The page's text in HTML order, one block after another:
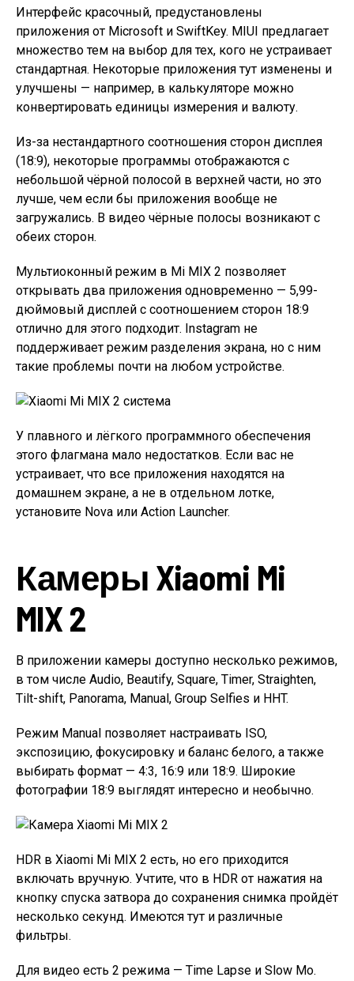
Интерфейс красочный, предустановлены
приложения от Microsoft и SwiftKey. MIUI предлагает
множество тем на выбор для тех, кого не устраивает
стандартная. Некоторые приложения тут изменены и
улучшены — например, в калькуляторе можно
конвертировать единицы измерения и валюту.
Из-за нестандартного соотношения сторон дисплея
(18:9), некоторые программы отображаются с
небольшой чёрной полосой в верхней части, но это
лучше, чем если бы приложения вообще не
загружались. В видео чёрные полосы возникают с
обеих сторон.
Мультиоконный режим в Mi MIX 2 позволяет
открывать два приложения одновременно — 5,99-
дюймовый дисплей c соотношением сторон 18:9
отлично для этого подходит. Instagram не
поддерживает режим разделения экрана, но с ним
такие проблемы почти на любом устройстве.
У плавного и лёгкого программного обеспечения
этого флагмана мало недостатков. Если вас не
устраивает, что все приложения находятся на
домашнем экране, а не в отдельном лотке,
установите Nova или Action Launcher.
Камеры Xiaomi Mi
MIX 2
В приложении камеры доступно несколько режимов,
в том числе Audio, Beautify, Square, Timer, Straighten,
Tilt-shift, Panorama, Manual, Group Selfies и HHT.
Режим Manual позволяет настраивать ISO,
экспозицию, фокусировку и баланс белого, а также
выбирать формат — 4:3, 16:9 или 18:9. Широкие
фотографии 18:9 выглядят интересно и необычно.
HDR в Xiaomi Mi MIX 2 есть, но его приходится
включать вручную. Учтите, что в HDR от нажатия на
кнопку спуска затвора до сохранения снимка пройдёт
несколько секунд. Имеются тут и различные
фильтры.
Для видео есть 2 режима — Time Lapse и Slow Mo.